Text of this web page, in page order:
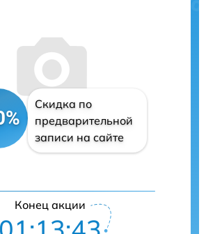
Скидка по
предварительной
записи на сайте
Конец акции